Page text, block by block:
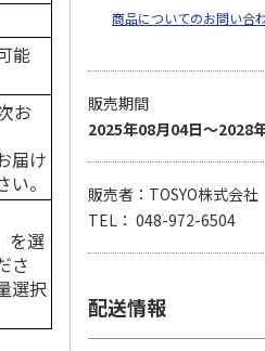
能
お
届け
。
を選
さ
選択
商品についてのお問い合
販売期間
2025年08月04日～2028
販売者：TOSYO株式会社
TEL： 048-972-6504
配送情報